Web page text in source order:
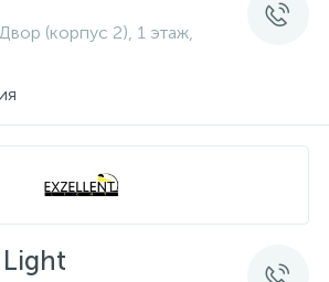
(корпус 2), 1 этаж,
Light